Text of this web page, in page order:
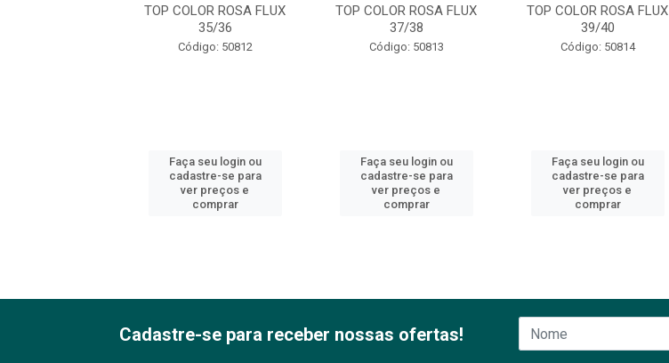
TOP COLOR ROSA FLUX
35/36
Código: 50812
Faça seu login ou
cadastre-se para
ver preços e
comprar
TOP COLOR ROSA FLUX
37/38
Código: 50813
Faça seu login ou
cadastre-se para
ver preços e
comprar
TOP COLOR ROSA FLUX
39/40
Código: 50814
Faça seu login ou
cadastre-se para
ver preços e
comprar
Cadastre-se para receber nossas ofertas!